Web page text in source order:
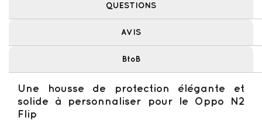
QUESTIONS
AVIS
BtoB
Une housse de protection élégante et
solide à personnaliser pour le Oppo N2
Flip